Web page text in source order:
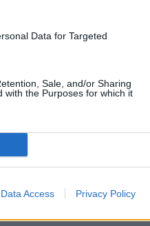
Data for Targeted
Sale, and/or Sharing
with the Purposes for which it
Data Access Privacy Policy
Ευρώπη δεν υπάρχει θέμα
πολύ περισσότερο από τις
#ΥΠΕΝ